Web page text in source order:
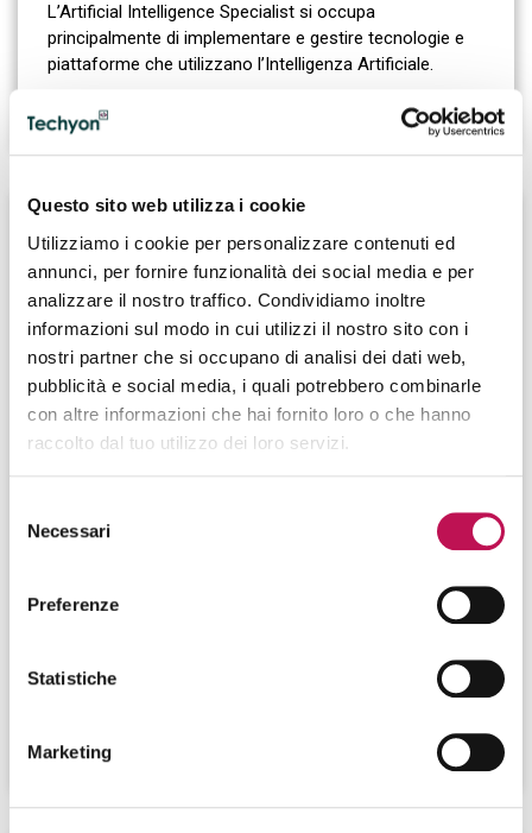
Questo sito web utilizza i cookie
Utilizziamo i cookie per personalizzare contenuti ed
annunci, per fornire funzionalità dei social media e per
analizzare il nostro traffico. Condividiamo inoltre
informazioni sul modo in cui utilizzi il nostro sito con i
nostri partner che si occupano di analisi dei dati web,
pubblicità e social media, i quali potrebbero combinarle
con altre informazioni che hai fornito loro o che hanno
raccolto dal tuo utilizzo dei loro servizi.
delNecessari
Preferenze
Statistiche
Marketing
L’Artificial Intelligence Specialist si occupa
principalmente di implementare e gestire tecnologie e
piattaforme che utilizzano l’Intelligenza Artificiale.
CONTINUA A LEGGERE
Robotics Engineer: chi è e di cosa si
Il Robotics Engineer progetta, costruisce e collauda
ripetitivi e faticosi grazie all'uso della programmazione
CONTINUA A LEGGERE